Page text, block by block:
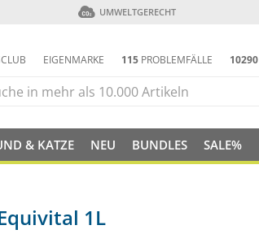
UMWELTGERECHT
EIGENMARKE 115 PROBLEMFÄLLE 10290
& KATZE NEU BUNDLES SALE%
1L